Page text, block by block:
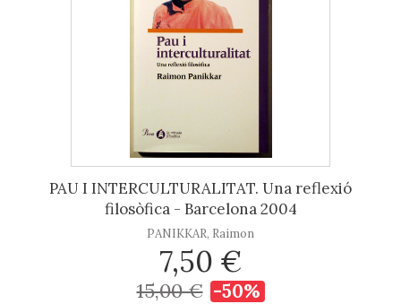
PAU I INTERCULTURALITAT. Una reflexió
filosòfica - Barcelona 2004
PANIKKAR, Raimon
7,50 €
15,00 € -50%